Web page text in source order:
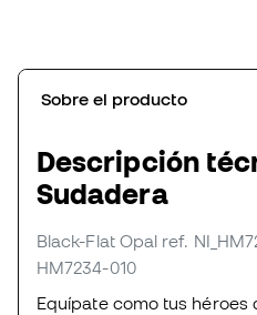
Sobre el producto
Descripción
Sudadera
Black-Flat Opal ref.
HM7234-010
Equípate como tus héroes